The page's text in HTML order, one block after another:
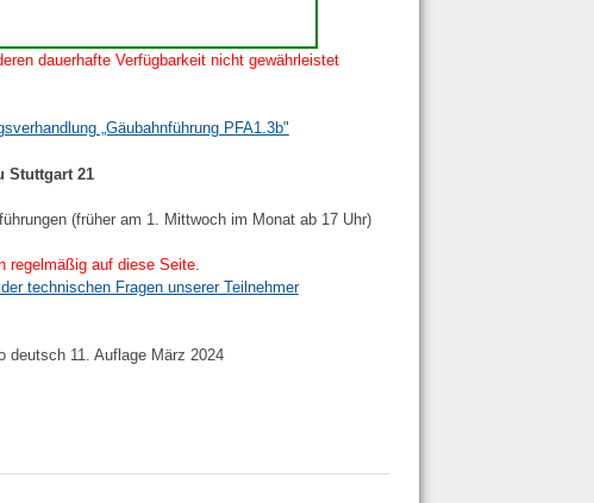
dauerhafte Verfügbarkeit nicht gewährleistet
„Gäubahnführung PFA1.3b"
Stuttgart 21
(früher am 1. Mittwoch im Monat ab 17 Uhr)
regelmäßig auf diese Seite.
technischen Fragen unserer Teilnehmer
deutsch 11. Auflage März 2024